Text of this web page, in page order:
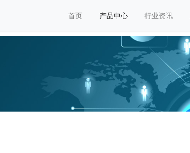
首页 产品中心 行业资讯